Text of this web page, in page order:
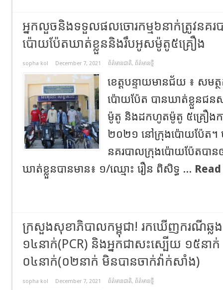
អ្នកលួចនិងទទួលផលចោរកម្ម៦នាក់ត្រូវនគរ
ប៉ោយប៉ែតឃាត់ខ្លួននិងរឹបអូសម៉ូតូ៥គ្រឿង
sopha kol December 7, 2021 ព័ត៌មានជាតិ, ព័ត៌មានថ្មី
ខេត្តបន្ទាយមានជ័យ ៖ សមត្
ប៉ោយប៉ែត បានឃាត់ខ្លួនជ
ម៉ូតូ និងដកហូតម៉ូតូ ៥គ្រឿង​កា
២០២១​ នៅ​ក្រុង​ប៉ោយប៉ែត​។ ម
នគរបាលក្រុង​ប៉ោយប៉ែតបា
ឃាត់ខ្លួនបានមាន៖ ១/​ឈ្មោះ រឿន ពិ​សិទ្ធ ...
ក្រសួងសុខាភិបាល​​​​​​កម្ពុជា! រកឃើញករណីឆ្ល
១៤នាក់(PCR) និង​​អ្នក​ជាសះស្បើយ​ ១៥នា
០៤នាក់​(០២នាក់ មិនបានចាក់វ៉ាក់សាំង)
sopha kol December 7, 2021 ព័ត៌មានជាតិ, ព័ត៌មានថ្មី